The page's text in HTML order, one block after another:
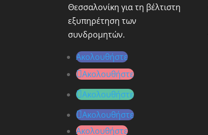
Θεσσαλονίκη για τη βέλτιστη
εξυπηρέτηση των
συνδρομητών.
Ακολουθήστε
Ακολουθήστε
Ακολουθήστε
Ακολουθήστε
Ακολουθήστε